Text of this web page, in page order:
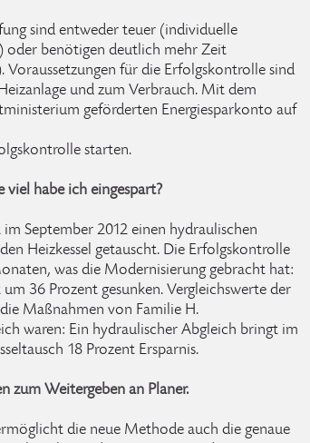
sind entweder teuer (individuelle
oder benötigen deutlich mehr Zeit
Voraussetzungen für die Erfolgskontrolle sind
und zum Verbrauch. Mit dem
geförderten Energiesparkonto auf
starten.
habe ich eingespart?
September 2012 einen hydraulischen
Heizkessel getauscht. Die Erfolgskontrolle
was die Modernisierung gebracht hat:
36 Prozent gesunken. Vergleichswerte der
Maßnahmen von Familie H.
waren: Ein hydraulischer Abgleich bringt im
18 Prozent Ersparnis.
zum Weitergeben an Planer.
die neue Methode auch die genaue